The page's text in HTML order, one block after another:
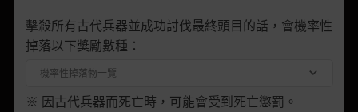
擊殺所有古代兵器並成功討伐最終頭目的話，會機率性
掉落以下獎勵數種：
機率性掉落物一覽
※ 因古代兵器而死亡時，可能會受到死亡懲罰。